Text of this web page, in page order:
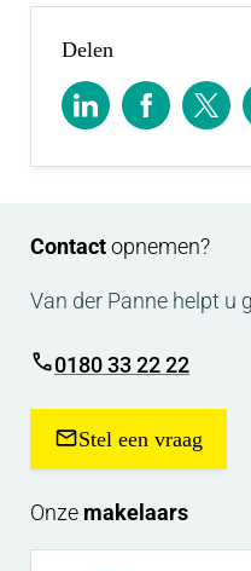
Delen
Contactopnemen?
Van der Panne helpt u
0180 33 22 22
Stel een vraag
Onze makelaars